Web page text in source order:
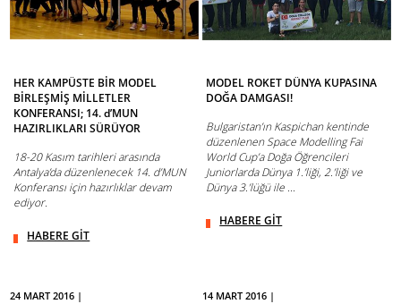
HER KAMPÜSTE BİR MODEL
BİRLEŞMİŞ MİLLETLER
KONFERANSI; 14. d’MUN
HAZIRLIKLARI SÜRÜYOR
18-20 Kasım tarihleri arasında
Antalya’da düzenlenecek 14. d’MUN
Konferansı için hazırlıklar devam
ediyor.
HABERE GİT
MODEL ROKET DÜNYA KUPASINA
DOĞA DAMGASI!
Bulgaristan’ın Kaspichan kentinde
düzenlenen Space Modelling Fai
World Cup’a Doğa Öğrencileri
Juniorlarda Dünya 1.’liği, 2.’liği ve
Dünya 3.’lüğü ile ...
HABERE GİT
24 MART 2016 |
14 MART 2016 |